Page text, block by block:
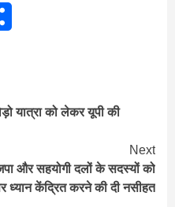
यात्रा को लेकर यूपी की
Next
और सहयोगी दलों के सदस्यों को
ध्यान केंद्रित करने की दी नसीहत